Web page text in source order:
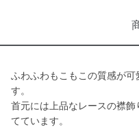
ふわふわもこもこの質感が
す。
首元には上品なレースの襟
てています。